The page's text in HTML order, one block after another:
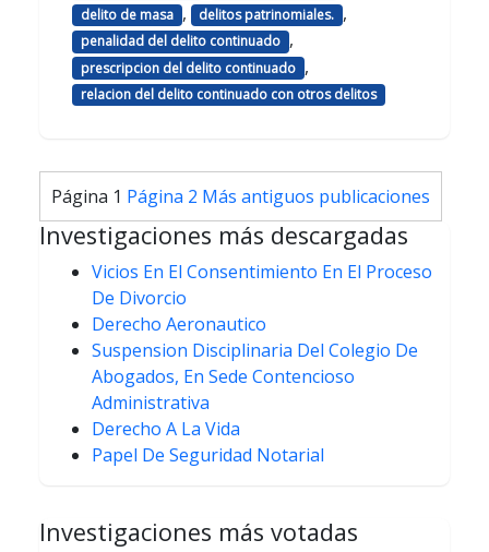
delito de masa , delitos patrinomiales. ,
penalidad del delito continuado ,
prescripcion del delito continuado ,
relacion del delito continuado con otros delitos
Paginación
de
entradas
Página 1 Página 2 Más antiguos publicaciones
Investigaciones más descargadas
Vicios En El Consentimiento En El Proceso
De Divorcio
Derecho Aeronautico
Suspension Disciplinaria Del Colegio De
Abogados, En Sede Contencioso
Administrativa
Derecho A La Vida
Papel De Seguridad Notarial
Investigaciones más votadas